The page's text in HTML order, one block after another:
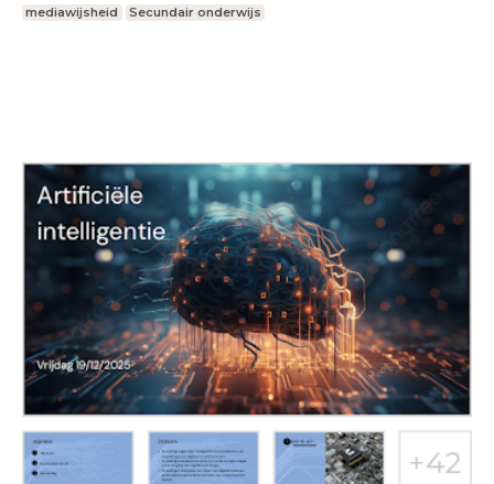
mediawijsheid Secundair onderwijs